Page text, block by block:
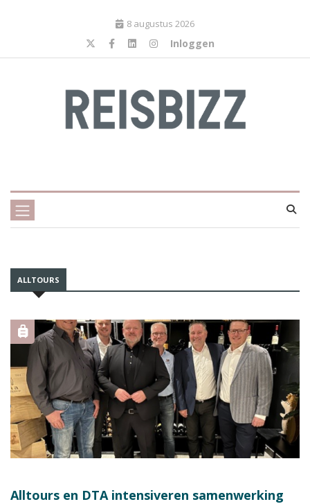
8 augustus 2026
Inloggen
ALLTOURS
Alltours en DTA intensiveren samenwerking